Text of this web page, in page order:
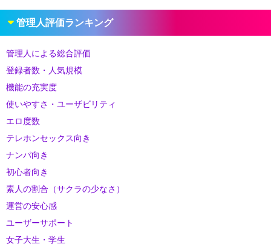
管理人評価ランキング
管理人による総合評価
登録者数・人気規模
機能の充実度
使いやすさ・ユーザビリティ
エロ度数
テレホンセックス向き
ナンパ向き
初心者向き
素人の割合（サクラの少なさ）
運営の安心感
ユーザーサポート
女子大生・学生